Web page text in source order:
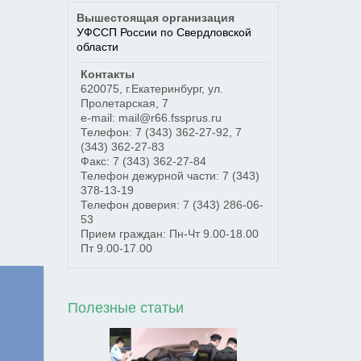
Вышестоящая организация
УФССП России по Свердловской
области
Контакты
620075
г.Екатеринбург, ул.
Пролетарская, 7
e-mail: mail@r66.fssprus.ru
Телефон: 7 (343) 362-27-92 7
(343) 362-27-83
Факс: 7 (343) 362-27-84
Телефон дежурной части: 7 (343)
378-13-19
Телефон доверия: 7 (343) 286-06-
53
Прием граждан: Пн-Чт 9.00-18.00
Пт 9.00-17.00
Полезные статьи